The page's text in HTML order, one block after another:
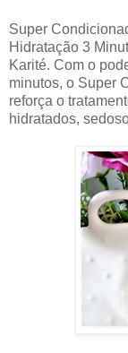
Super
Hidratação 3
Karité. Com o
minutos, o Super
reforça o
hidratados,